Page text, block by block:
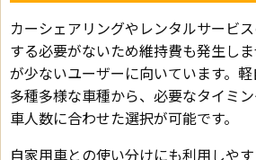
カーシェアリングやレンタルサービ
する必要がないため維持費も発生し
が少ないユーザーに向いています。
多種多様な車種から、必要なタイミ
車人数に合わせた選択が可能です。
自家用車との使い分けにも利用しや